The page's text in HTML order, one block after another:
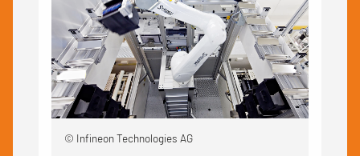
© Infineon Technologies AG